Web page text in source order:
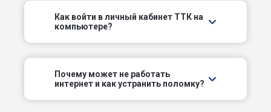
Армейский проезд
Башкирский пер
Вятский проезд
Европейский проезд
Как войти в личный кабинет ТТК на
компьютере?
Почему может не работать
интернет и как устранить поломку?